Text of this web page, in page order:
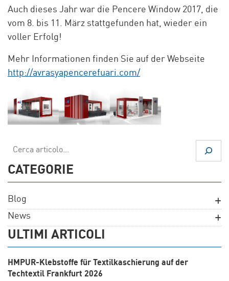
Auch dieses Jahr war die Pencere Window 2017, die
vom 8. bis 11. März stattgefunden hat, wieder ein
voller Erfolg!
Mehr Informationen finden Sie auf der Webseite
http://avrasyapencerefuari.com/
Suchen
CATEGORIE
Blog
News
ULTIMI ARTICOLI
HMPUR-Klebstoffe für Textilkaschierung auf der
Techtextil Frankfurt 2026